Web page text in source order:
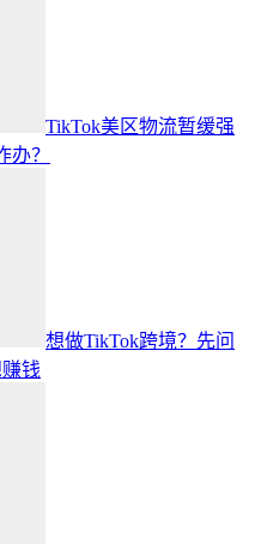
TikTok美区物流暂缓强
？
想做TikTok跨境？先问
钱